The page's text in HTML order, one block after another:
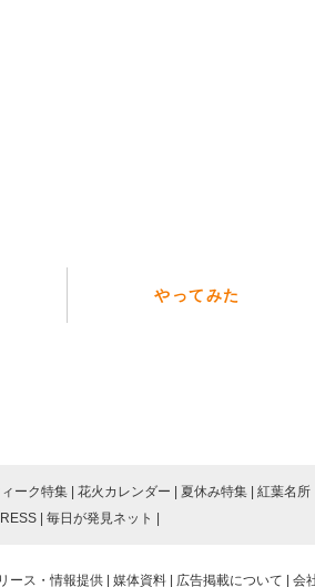
やってみた
ーク特集 花火カレンダー 夏休み特集
紅葉名所
毎日が発見ネット
ース・情報提供 媒体資料 広告掲載について 会